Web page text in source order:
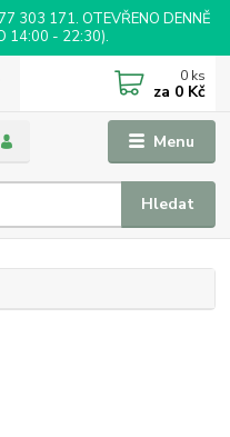
303 171. OTEVŘENO DENNĚ
14:00 - 22:30).
Menu
Hledat
0 ks
za 0 Kč